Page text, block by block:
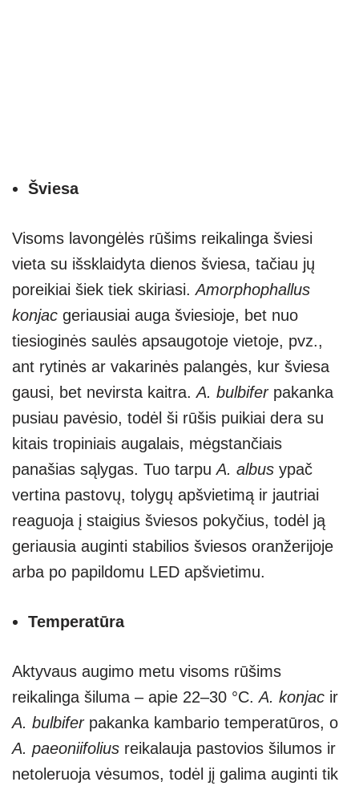
Šviesa
Visoms lavongėlės rūšims reikalinga šviesi
vieta su išsklaidyta dienos šviesa, tačiau jų
poreikiai šiek tiek skiriasi.Amorphophallus
konjac geriausiai auga šviesioje, bet nuo
tiesioginės saulės apsaugotoje vietoje, pvz.,
ant rytinės ar vakarinės palangės, kur šviesa
gausi, bet nevirsta kaitra.A. bulbiferpakanka
pusiau pavėsio, todėl ši rūšis puikiai dera su
kitais tropiniais augalais, mėgstančiais
panašias sąlygas. Tuo tarpuA. albus ypač
vertina pastovų, tolygų apšvietimą ir jautriai
reaguoja į staigius šviesos pokyčius, todėl ją
geriausia auginti stabilios šviesos oranžerijoje
arba po papildomu LED apšvietimu.
Temperatūra
Aktyvaus augimo metu visoms rūšims
reikalinga šiluma – apie 22–30 °C.A. konjac ir
A. bulbiferpakanka kambario temperatūros, o
A. paeoniifolius reikalauja pastovios šilumos ir
netoleruoja vėsumos, todėl jį galima auginti tik